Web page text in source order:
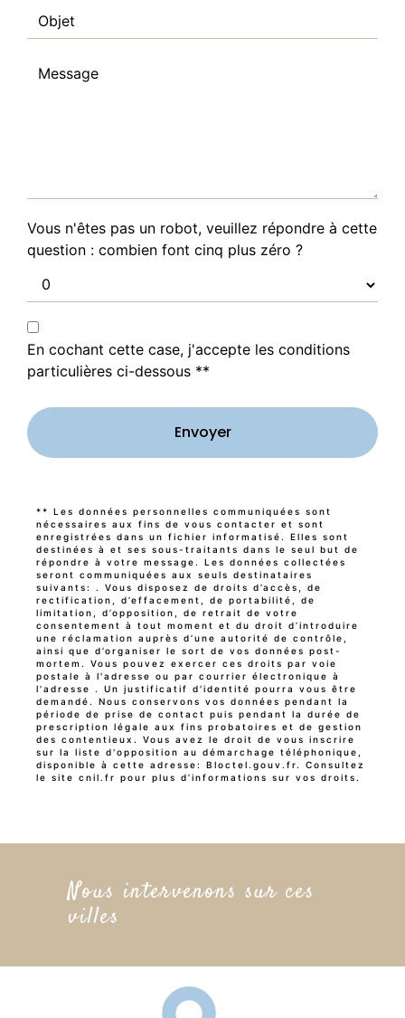
Vous n'êtes pas un robot, veuillez répondre à cette
question : combien font cinq plus zéro ?
En cochant cette case, j'accepte les conditions
particulières ci-dessous **
Envoyer
** Les données personnelles communiquées sont
nécessaires aux fins de vous contacter et sont
enregistrées dans un fichier informatisé. Elles sont
destinées à et ses sous-traitants dans le seul but de
répondre à votre message. Les données collectées
seront communiquées aux seuls destinataires
suivants: . Vous disposez de droits d’accès, de
rectification, d’effacement, de portabilité, de
limitation, d’opposition, de retrait de votre
consentement à tout moment et du droit d’introduire
une réclamation auprès d’une autorité de contrôle,
ainsi que d’organiser le sort de vos données post-
mortem. Vous pouvez exercer ces droits par voie
postale à l'adresse ou par courrier électronique à
l'adresse . Un justificatif d'identité pourra vous être
demandé. Nous conservons vos données pendant la
période de prise de contact puis pendant la durée de
prescription légale aux fins probatoires et de gestion
des contentieux. Vous avez le droit de vous inscrire
sur la liste d'opposition au démarchage téléphonique,
disponible à cette adresse: Bloctel.gouv.fr. Consultez
le site cnil.fr pour plus d’informations sur vos droits.
Nous intervenons sur ces
villes